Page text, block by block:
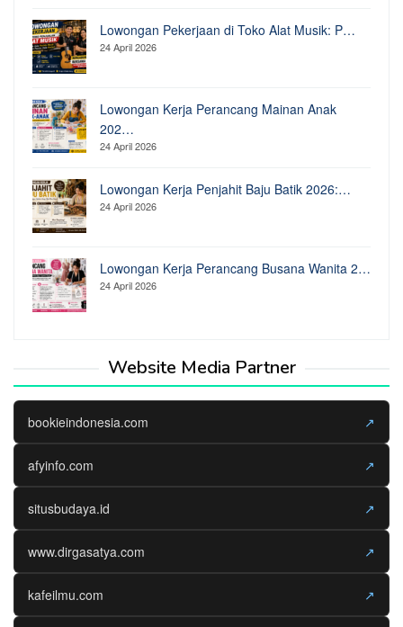
Lowongan Pekerjaan di Toko Alat Musik: P…
24 April 2026
Lowongan Kerja Perancang Mainan Anak
202…
24 April 2026
Lowongan Kerja Penjahit Baju Batik 2026:…
24 April 2026
Lowongan Kerja Perancang Busana Wanita 2…
24 April 2026
Website Media Partner
bookieindonesia.com ↗
afyinfo.com ↗
situsbudaya.id ↗
www.dirgasatya.com ↗
kafeilmu.com ↗